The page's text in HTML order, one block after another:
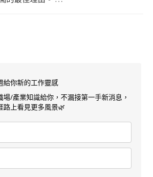
給你新的工作靈感
場/產業知識給你，不漏接第一手新消息，
路上看見更多風景🌿